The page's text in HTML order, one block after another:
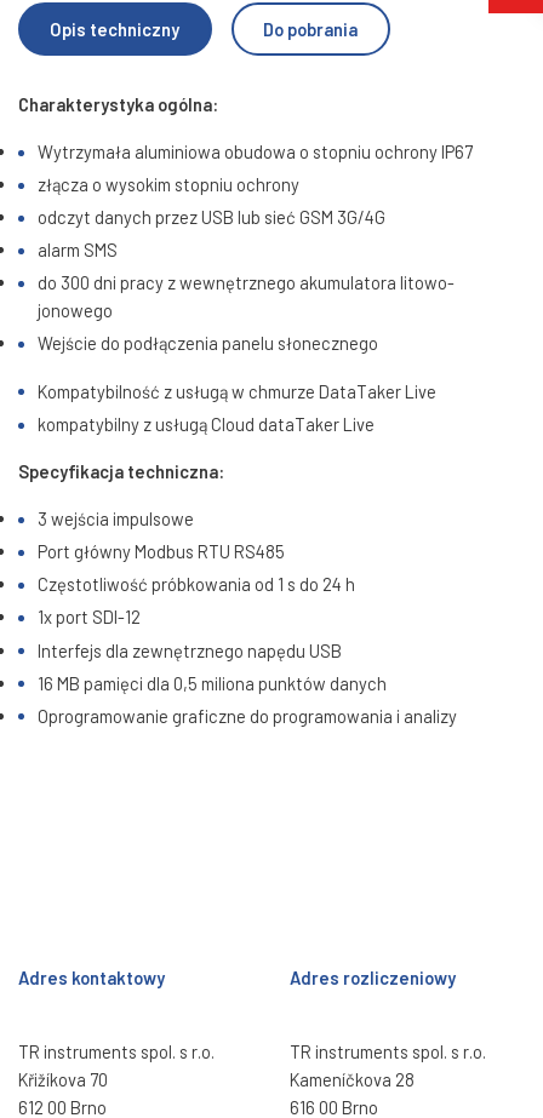
Opis techniczny Do pobrania
Charakterystyka ogólna:
Wytrzymała aluminiowa obudowa o stopniu ochrony IP67
złącza o wysokim stopniu ochrony
odczyt danych przez USB lub sieć GSM 3G/4G
alarm SMS
do 300 dni pracy z wewnętrznego akumulatora litowo-
jonowego
Wejście do podłączenia panelu słonecznego
Kompatybilność z usługą w chmurze DataTaker Live
kompatybilny z usługą Cloud dataTaker Live
Specyfikacja techniczna:
3 wejścia impulsowe
Port główny Modbus RTU RS485
Częstotliwość próbkowania od 1 s do 24 h
1x port SDI-12
Interfejs dla zewnętrznego napędu USB
16 MB pamięci dla 0,5 miliona punktów danych
Oprogramowanie graficzne do programowania i analizy
Adres kontaktowy
TR instruments spol. s r.o.
Křižíkova 70
612 00 Brno
Adres rozliczeniowy
TR instruments spol. s r.o.
Kameníčkova 28
616 00 Brno